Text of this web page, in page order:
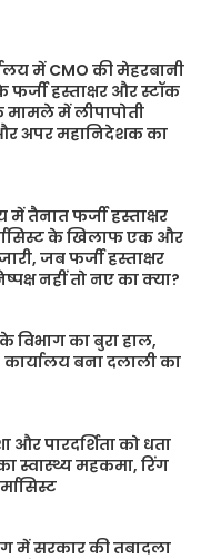
में CMO की मेहरबानी
फर्जी हस्ताक्षर और स्टॉक
में लीपापोती
अपर महानिदेशक का
में तैनात फर्जी हस्ताक्षर
के खिलाफ एक और
जब फर्जी हस्ताक्षर
नहीं तो नए का क्या?
विभाग का बुरा हाल,
बना दलाली का
और पारदर्शिता को धता
स्वास्थ्य महकमा, रिंग
में सरकार की तबादला